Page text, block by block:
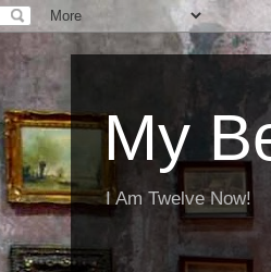
My
I Am Twelve Now!